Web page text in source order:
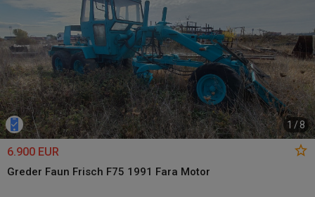
1 /8
6.900 EUR
Greder Faun Frisch F75 1991 Fara Motor